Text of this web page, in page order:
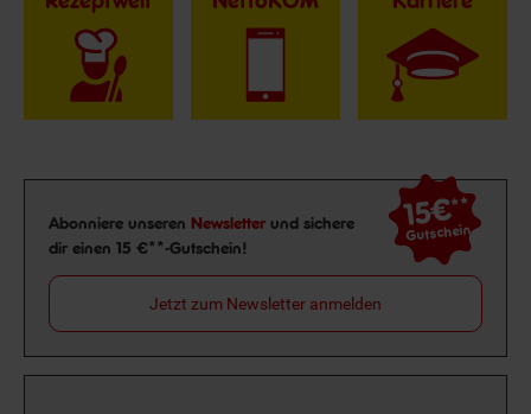
Newsletter Anmeldung
Abonniere unseren Newsletter und sichere
dir einen 15 €**-Gutschein!
15€**
Gutschein
Jetzt zum Newsletter anmelden